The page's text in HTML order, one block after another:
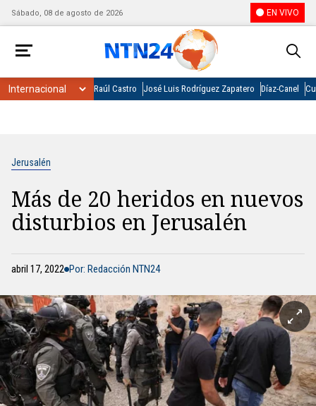
Sábado, 08 de agosto de 2026 EN VIVO
Raúl Castro José Luis Rodríguez Zapatero Díaz-Canel
Jerusalén
Más de 20 heridos en nuevos
disturbios en Jerusalén
abril 17, 2022 Por: Redacción NTN24